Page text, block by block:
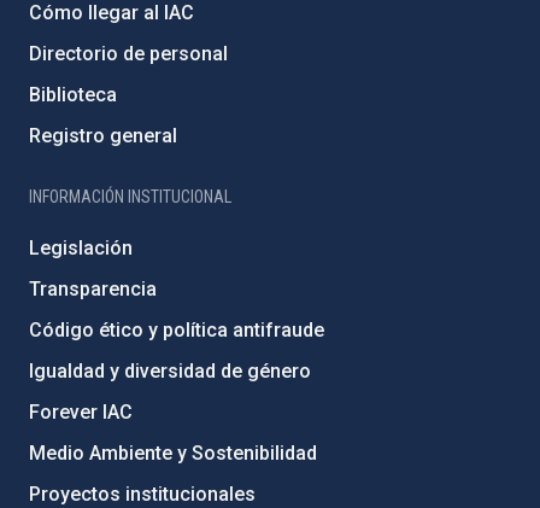
Cómo llegar al IAC
Directorio de personal
Biblioteca
Registro general
INFORMACIÓN INSTITUCIONAL
Legislación
Transparencia
Código ético y política antifraude
Igualdad y diversidad de género
Forever IAC
Medio Ambiente y Sostenibilidad
Proyectos institucionales